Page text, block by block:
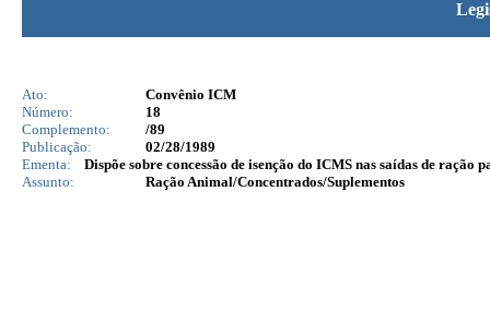
Ato:
Convênio ICM
Número:
18
Complemento:
/89
Publicação:
02/28/1989
Ementa:
Dispõe sobre concessão de isenção do ICMS nas saídas de ração
Assunto:
Ração Animal/Concentrados/Suplementos